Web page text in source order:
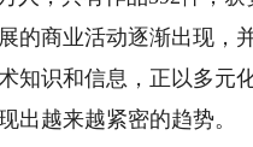
商业活动逐渐出现，
知识和信息，正以多元
出越来越紧密的趋势。